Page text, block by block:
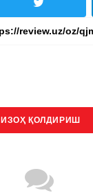
ИЗОҲ ҚОЛДИРИШ